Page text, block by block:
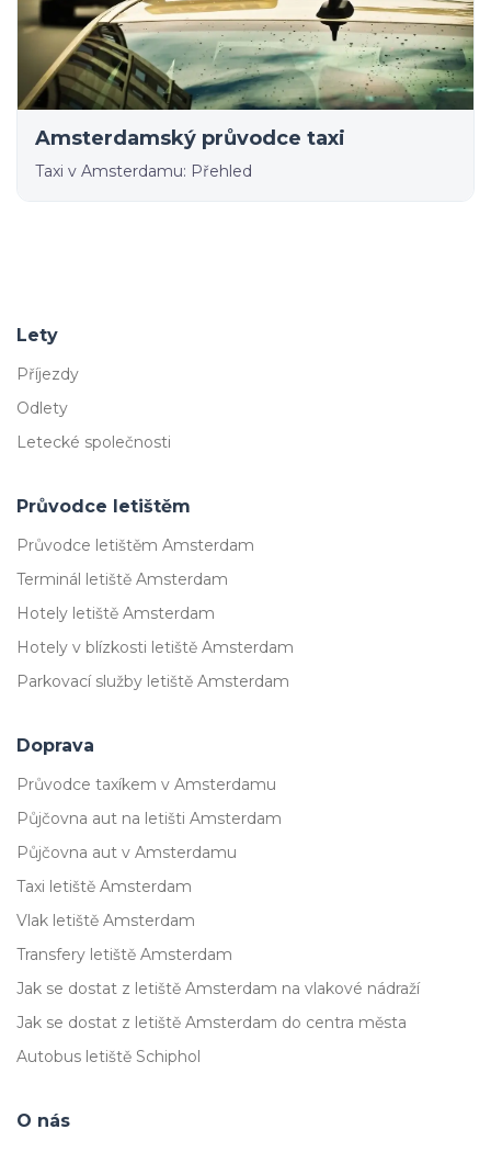
Amsterdamský průvodce taxi
Taxi v Amsterdamu: Přehled
Lety
Příjezdy
Odlety
Letecké společnosti
Průvodce letištěm
Průvodce letištěm Amsterdam
Terminál letiště Amsterdam
Hotely letiště Amsterdam
Hotely v blízkosti letiště Amsterdam
Parkovací služby letiště Amsterdam
Doprava
Průvodce taxíkem v Amsterdamu
Půjčovna aut na letišti Amsterdam
Půjčovna aut v Amsterdamu
Taxi letiště Amsterdam
Vlak letiště Amsterdam
Transfery letiště Amsterdam
Jak se dostat z letiště Amsterdam na vlakové nádraží
Jak se dostat z letiště Amsterdam do centra města
Autobus letiště Schiphol
O nás